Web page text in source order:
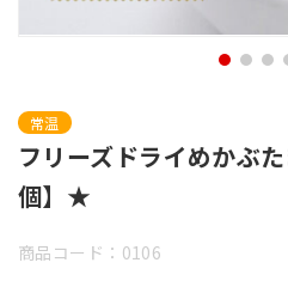
常温
フリーズドライめかぶ
個】★
商品コード：0106